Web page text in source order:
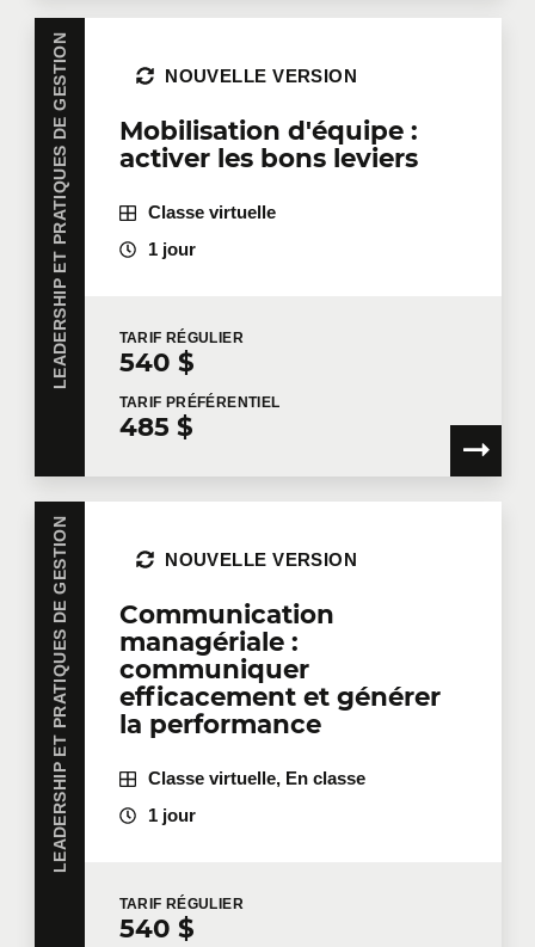
LEADERSHIP ET PRATIQUES DE GESTION
Mobilisation d'équipe :
activer les bons leviers
NOUVELLE VERSION
Classe virtuelle
1 jour
TARIF RÉGULIER
540 $
TARIF PRÉFÉRENTIEL
485 $
LEADERSHIP ET PRATIQUES DE GESTION
Communication
managériale :
communiquer
efficacement et générer
la performance
NOUVELLE VERSION
Classe virtuelle, En classe
1 jour
TARIF RÉGULIER
540 $